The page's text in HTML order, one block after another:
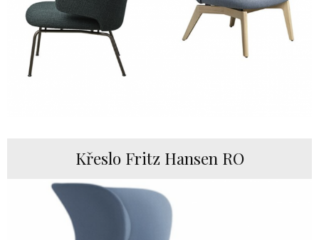
Křeslo Fritz Hansen RO